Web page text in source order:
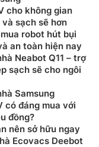
cho không gian
sạch sẽ hơn
robot hút bụi
an toàn hiện nay
Neabot Q11 – trợ
sạch sẽ cho ngôi
Samsung
có đáng mua với
đồng?
nên sở hữu ngay
Ecovacs Deebot